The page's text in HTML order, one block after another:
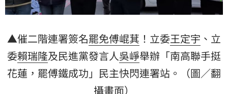
▲催二階連署簽名罷免傅崐萁 ！立委王定宇 、立
委賴瑞隆及民進黨發言人吳崢舉辦「南高聯手挺
花蓮 ，罷傅鐵成功」民主快閃連署站。（圖／翻
攝畫面）